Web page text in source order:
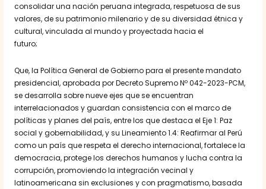
consolidar una nación peruana integrada, respetuosa de sus
valores, de su patrimonio milenario y de su diversidad étnica y
cultural, vinculada al mundo y proyectada hacia el
futuro;
Que, la Política General de Gobierno para el presente mandato
presidencial, aprobada por Decreto Supremo Nº 042-2023-PCM,
se desarrolla sobre nueve ejes que se encuentran
interrelacionados y guardan consistencia con el marco de
políticas y planes del país, entre los que destaca el Eje 1: Paz
social y gobernabilidad, y su Lineamiento 1.4: Reafirmar al Perú
como un país que respeta el derecho internacional, fortalece la
democracia, protege los derechos humanos y lucha contra la
corrupción, promoviendo la integración vecinal y
latinoamericana sin exclusiones y con pragmatismo, basada